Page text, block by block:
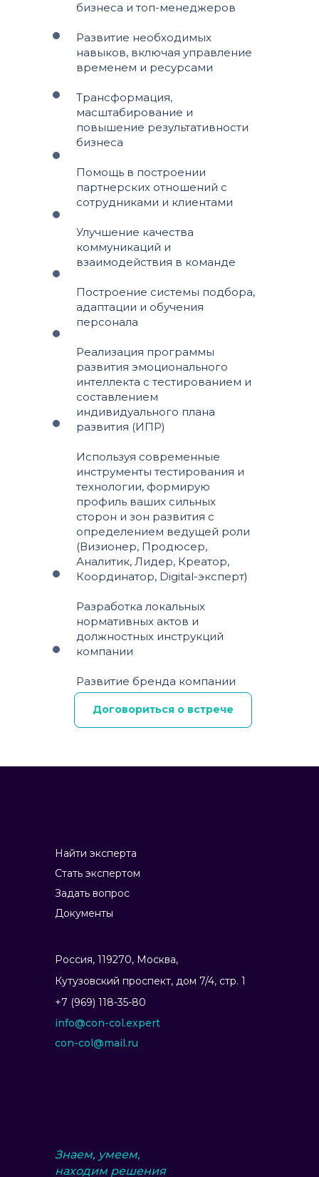
бизнеса и топ-менеджеров
Развитие необходимых
навыков, включая управление
временем и ресурсами
Трансформация,
масштабирование и
повышение результативности
бизнеса
Помощь в построении
партнерских отношений с
сотрудниками и клиентами
Улучшение качества
коммуникаций и
взаимодействия в команде
Построение системы подбора,
адаптации и обучения
персонала
Реализация программы
развития эмоционального
интеллекта с тестированием и
составлением
индивидуального плана
развития (ИПР)
Используя современные
инструменты тестирования и
технологии, формирую
профиль ваших сильных
сторон и зон развития с
определением ведущей роли
(Визионер, Продюсер,
Аналитик, Лидер, Креатор,
Координатор, Digital-эксперт)
Разработка локальных
нормативных актов и
должностных инструкций
компании
Развитие бренда компании
Договориться о встрече
Потребителей
Органы власти, корпорации,
Консультирует:
Найти эксперта
Стать экспертом
Задать вопрос
Документы
Россия, 119270, Москва,
info@con-col.expert
+7 (969) 118-35-80
Ку­тузов­ский прос­пект, дом 7/4, стр. 1
Знаем, умеем,
находим решения
con-col@mail.ru